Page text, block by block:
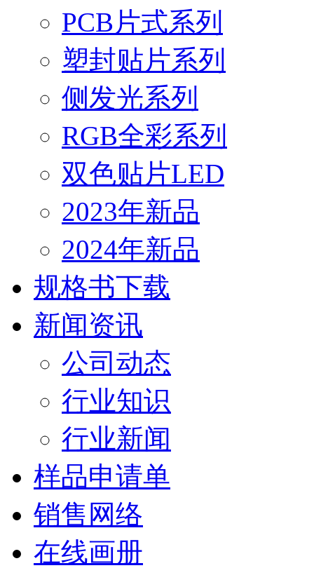
PCB片式系列
塑封贴片系列
侧发光系列
RGB全彩系列
双色贴片LED
2023年新品
2024年新品
规格书下载
新闻资讯
公司动态
行业知识
行业新闻
样品申请单
销售网络
在线画册